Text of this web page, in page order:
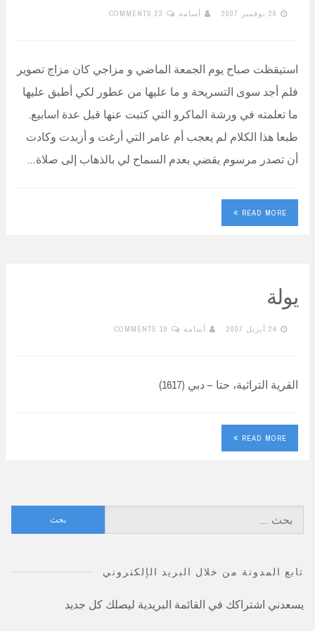
28 نوفمبر 2007 أسامة 23 COMMENTS
استيقظت صباح يوم الجمعة الماضي و مزاجي كان مزاج تصوير
فلم أجد سوى التسريحة و ما عليها من عطور لكي أطبق عليها
ما تعلمته في ورشة الماكرو التي كتبت عنها قبل عدة اسابيع.
طبعا هذا الكلام لم يعجب أم عامر التي أرغت و أزبدت وكادت
أن تصدر مرسوم يقضي بعدم السماح لي بالذهاب إلى صلاة…
READ MORE
يولة
24 أبريل 2007 أسامة 19 COMMENTS
القرية التراثية، حتا – دبي (1617)
READ MORE
عن:
تابع المدونة من خلال البريد الإلكتروني
يسعدني اشتراكك في القائمة البريدية ليصلك كل جديد